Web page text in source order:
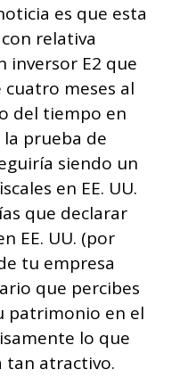
es que esta
relativa
inversor E2 que
meses al
del tiempo en
prueba de
siendo un
en EE. UU.
que declarar
EE. UU. (por
tu empresa
que percibes
patrimonio en el
lo que
tan atractivo.